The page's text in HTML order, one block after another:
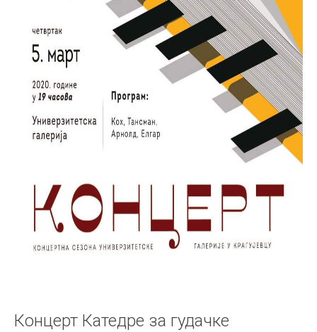
Концерт Катедре за гудачке